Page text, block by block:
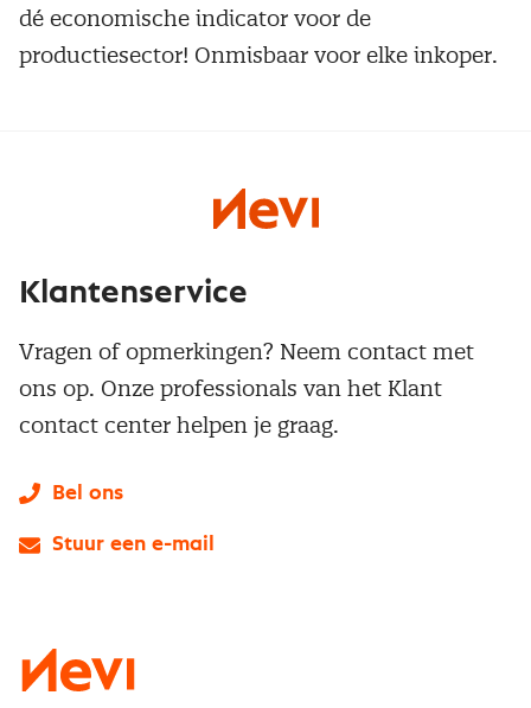
dé economische indicator voor de
productiesector! Onmisbaar voor elke inkoper.
Klantenservice
Vragen of opmerkingen? Neem contact met
ons op. Onze professionals van het Klant
contact center helpen je graag.
Bel ons
Stuur een e-mail